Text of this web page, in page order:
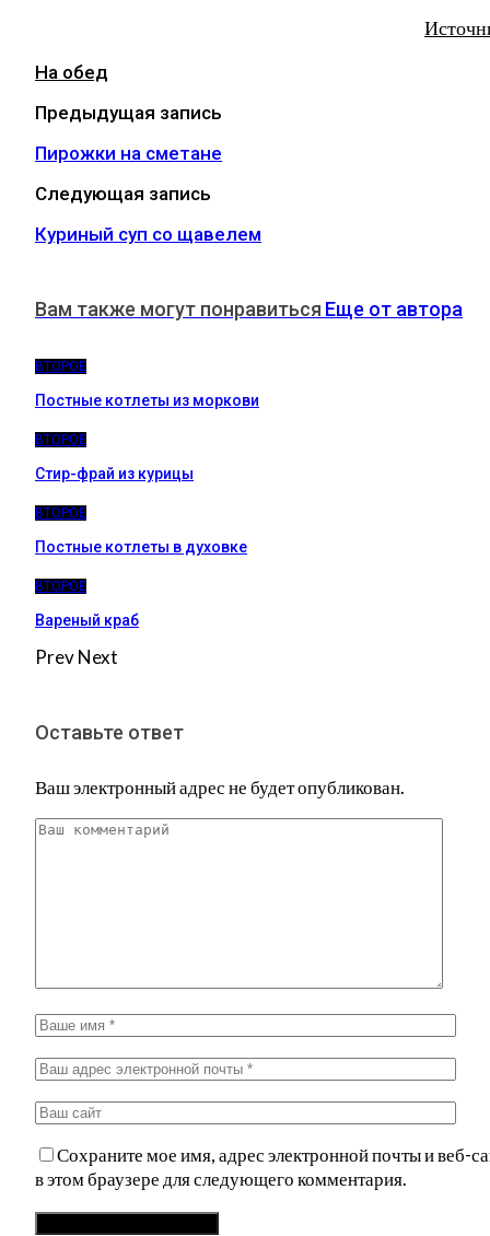
На обед
Предыдущая запись
Пирожки на сметане
Следующая запись
Куриный суп со щавелем
Вам также могут понравиться Еще от автора
ВТОРОЕ
Постные котлеты из моркови
ВТОРОЕ
Стир-фрай из курицы
ВТОРОЕ
Постные котлеты в духовке
ВТОРОЕ
Вареный краб
PrevNext
Оставьте ответ
Ваш электронный адрес не будет опубликован.
Сохраните мое имя, адрес электронной почты и веб-
в этом браузере для следующего комментария.